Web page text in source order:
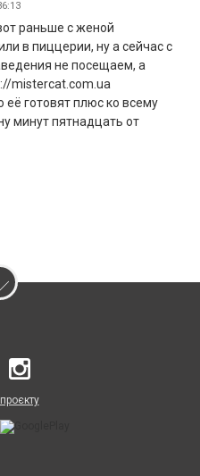
раньше с женой
в пиццерии, ну а сейчас с
не посещаем, а
mistercat.com.ua
её готовят плюс ко всему
минут пятнадцать от